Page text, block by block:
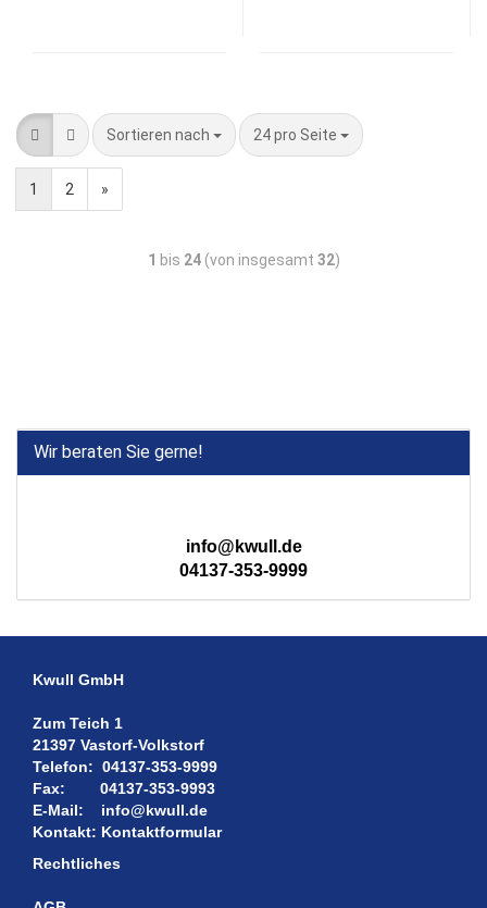
Sortieren nach 24 pro Seite
1 2 »
1 bis 24(von insgesamt 32)
Wir beraten Sie gerne!
info@kwull.de
04137-353-9999
Kwull GmbH
Zum Teich 1
21397 Vastorf-Volkstorf
Telefon: 04137-353-9999
Fax: 04137-353-9993
E-Mail:
info@kwull.de
Kontakt: Kontaktformular
Rechtliches